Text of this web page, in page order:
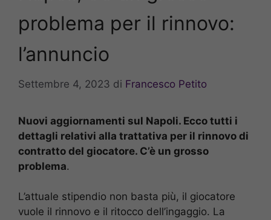
problema per il rinnovo:
l’annuncio
Settembre 4, 2023 di Francesco Petito
Nuovi aggiornamenti sul Napoli. Ecco tutti i
dettagli relativi alla trattativa per il rinnovo di
contratto del giocatore. C’è un grosso
problema.
L’attuale stipendio non basta più, il giocatore
vuole il rinnovo e il ritocco dell’ingaggio. La